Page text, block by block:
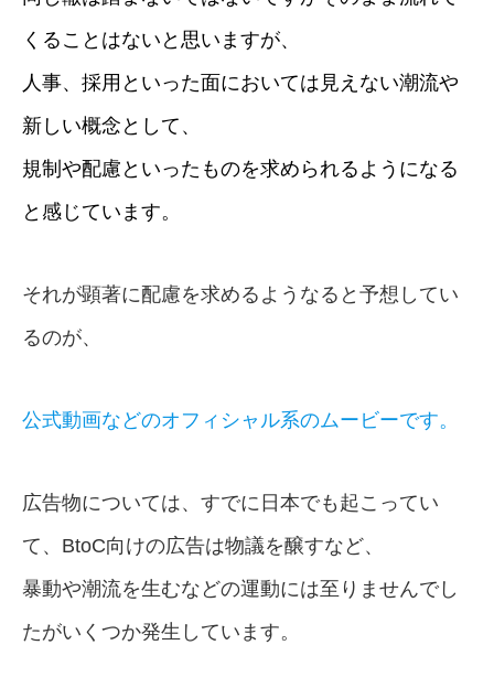
くることはないと思いますが、
人事、採用といった面においては見えない潮流や
新しい概念として、
規制や配慮といったものを求められるようになる
と感じています。
それが顕著に配慮を求めるようなると予想してい
るのが、
公式動画などのオフィシャル系のムービーです。
広告物については、すでに日本でも起こってい
て、BtoC向けの広告は物議を醸すなど、
暴動や潮流を生むなどの運動には至りませんでし
たがいくつか発生しています。